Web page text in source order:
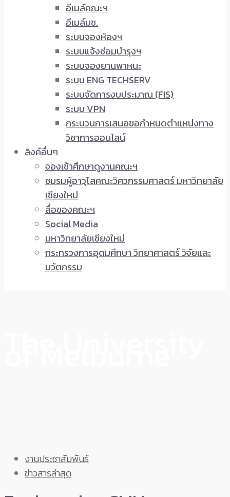
อีเมล์คณะฯ
อีเมล์มช.
ระบบจองห้องฯ
ระบบแจ้งซ่อมบำรุงฯ
ระบบจองยานพาหนะ
ระบบ ENG TECHSERV
ระบบจัดการงบประมาณ (FIS)
ระบบ VPN
กระบวนการเสนอขอกำหนดตำแหน่งทาง
วิชาการออนไลน์
ลิงค์อื่นๆ
จองเข้าศึกษาดูงานคณะฯ
ชมรมผู้อาวุโสคณะวิศวกรรมศาสตร์ มหาวิทยาลัย
เชียงใหม่
สื่อของคณะฯ
Social Media
มหาวิทยาลัยเชียงใหม่
กระทรวงการอุดมศึกษา วิทยาศาสตร์ วิจัยและ
นวัตกรรม
งานประชาสัมพันธ์
ข่าวสารล่าสุด